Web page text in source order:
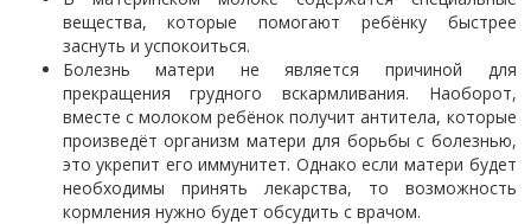
вещества, которые помогают ребёнку быстрее
заснуть и успокоиться.
Болезнь матери не является причиной для
прекращения грудного вскармливания. Наоборот,
вместе с молоком ребёнок получит антитела, которые
произведёт организм матери для борьбы с болезнью,
это укрепит его иммунитет. Однако если матери будет
необходимы принять лекарства, то возможность
кормления нужно будет обсудить с врачом.